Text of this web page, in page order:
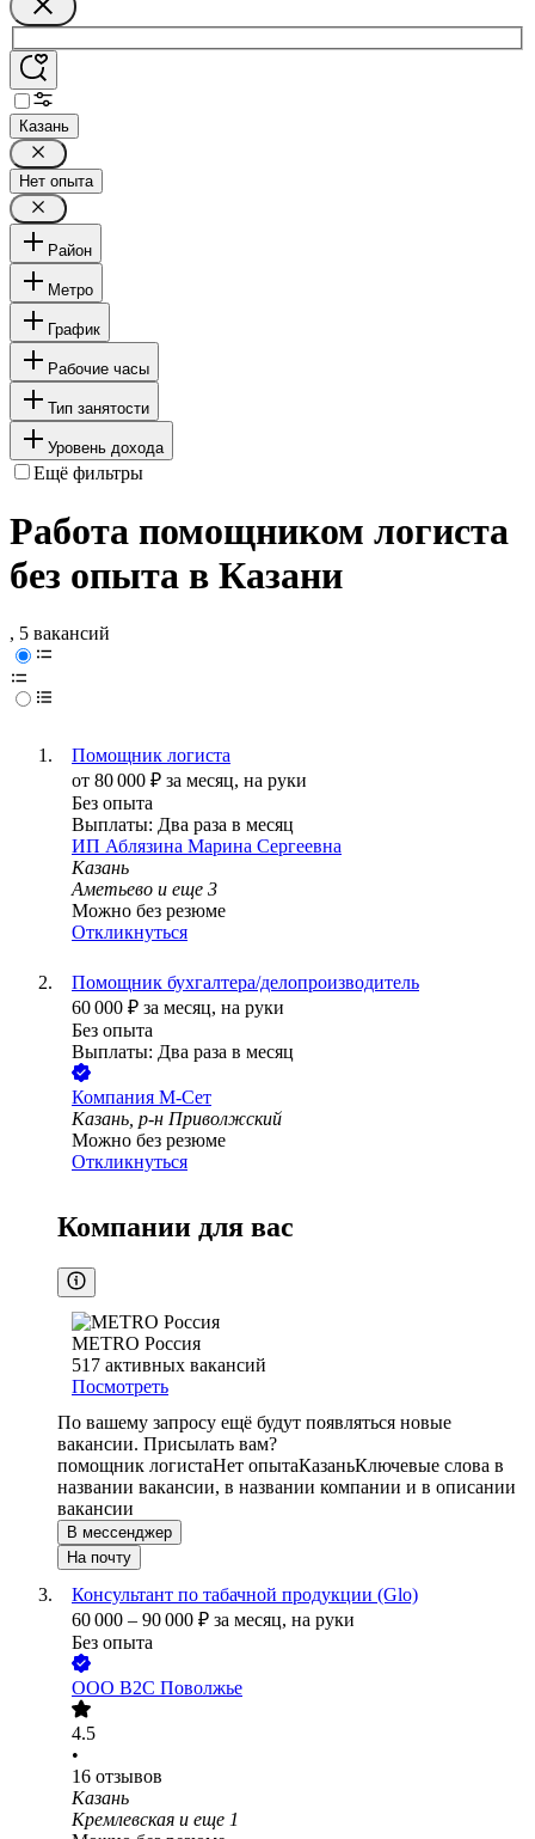
Казань
Нет опыта
Район
Метро
График
Рабочие часы
Тип занятости
Уровень дохода
Ещё фильтры
Работа помощником логиста
без опыта в Казани
, 5 вакансий
Помощник логиста
от 80 000 ₽ за месяц, на руки
Без опыта
Выплаты: Два раза в месяц
ИП Аблязина Марина Сергеевна
Казань
Аметьево и еще 3
Можно без резюме
Откликнуться
Помощник бухгалтера/делопроизводитель
60 000 ₽ за месяц, на руки
Без опыта
Выплаты: Два раза в месяц
Компания М-Сет
Казань, р-н Приволжский
Можно без резюме
Откликнуться
Компании для вас
METRO Россия
517 активных вакансий
Посмотреть
По вашему запросу ещё будут появляться новые
вакансии. Присылать вам?
помощник логистаНет опытаКазаньКлючевые слова в
названии вакансии, в названии компании и в описании
вакансии
В мессенджер
На почту
Консультант по табачной продукции (Glo)
60 000 – 90 000 ₽ за месяц, на руки
Без опыта
ООО В2С Поволжье
4.5
•
16 отзывов
Казань
Кремлевская и еще 1